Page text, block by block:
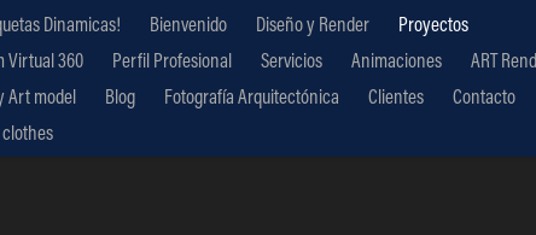
Dinamicas! Bienvenido Diseño y Render
Proyectos
Virtual 360
Perfil Profesional Servicios Animaciones
ART
Art model
Blog Fotografía Arquitectónica Clientes
Contacto